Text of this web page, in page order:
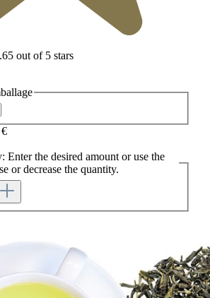
out of 5 stars
Enter the desired amount or use the
or decrease the quantity.